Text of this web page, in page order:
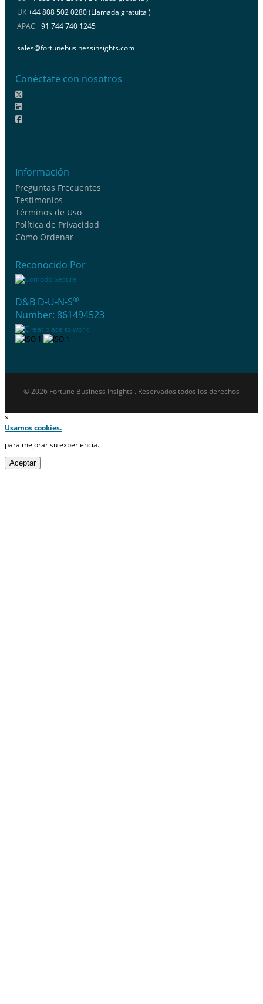
UK+44 808 502 0280 (Llamada gratuita )
APAC +91 744 740 1245
sales@fortunebusinessinsights.com
Conéctate con nosotros
Información
Preguntas Frecuentes
Testimonios
Términos de Uso
Política de Privacidad
Cómo Ordenar
Reconocido Por
D&B D-U-N-S®
Number: 861494523
© 2026 Fortune Business Insights . Reservados todos los derechos
×
Usamos cookies.
para mejorar su experiencia.
Aceptar